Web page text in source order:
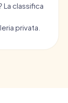
La classifica
privata.